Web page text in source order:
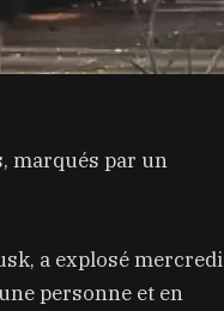
marqués par un
a explosé mercredi
personne et en